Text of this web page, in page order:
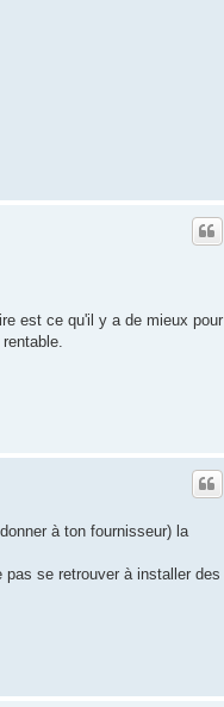
est ce qu'il y a de mieux pour
à ton fournisseur) la
se retrouver à installer des